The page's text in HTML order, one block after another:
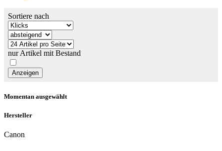
Sortiere nach
nur Artikel mit Bestand
Momentan ausgewählt
Hersteller
Canon